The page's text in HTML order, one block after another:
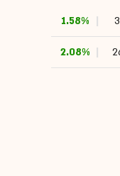
1.58%
2.08%